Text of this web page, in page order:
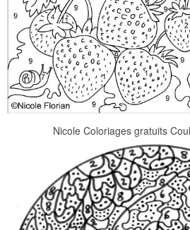
Nicole Coloriages gratuits